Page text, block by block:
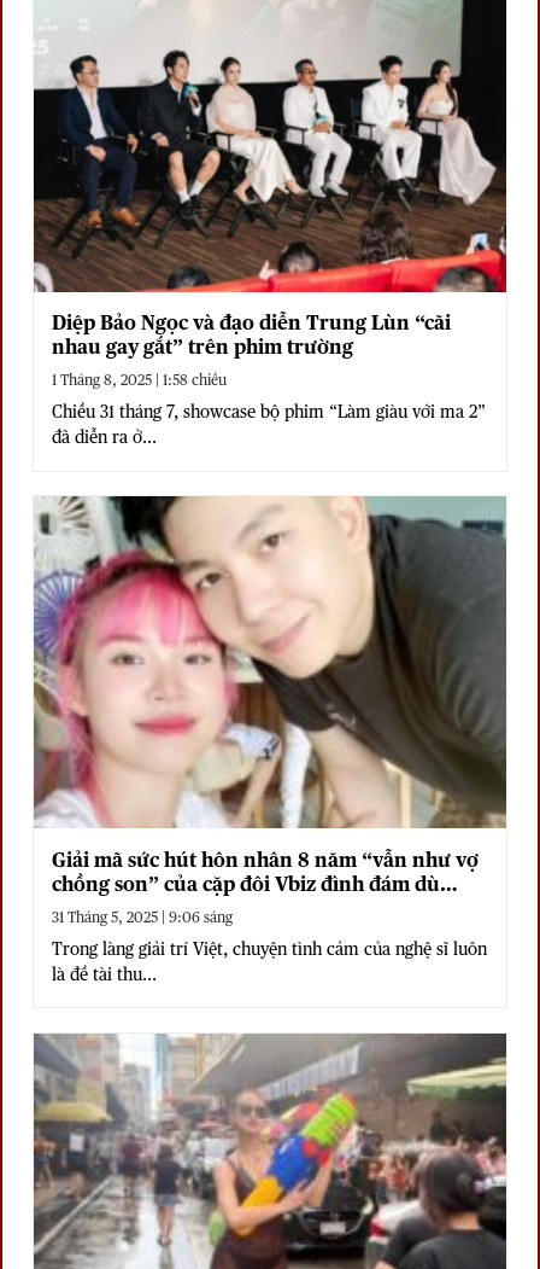
Diệp Bảo Ngọc và đạo diễn Trung Lùn “cãi
nhau gay gắt” trên phim trường
1 Tháng 8, 2025 | 1:58 chiều
Chiều 31 tháng 7, showcase bộ phim “Làm giàu với ma 2”
đã diễn ra ở...
Giải mã sức hút hôn nhân 8 năm “vẫn như vợ
chồng son” của cặp đôi Vbiz đình đám dù
quyết không sinh con
31 Tháng 5, 2025 | 9:06 sáng
Trong làng giải trí Việt, chuyện tình cảm của nghệ sĩ luôn
là đề tài thu...